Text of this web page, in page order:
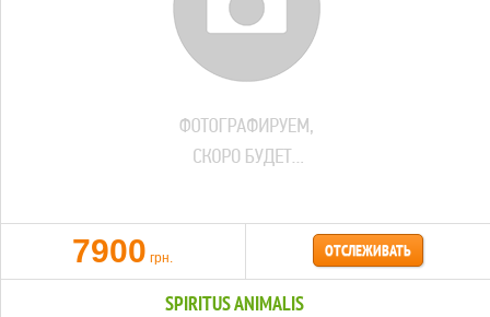
7900 грн. ОТСЛЕЖИВАТЬ
SPIRITUS ANIMALIS